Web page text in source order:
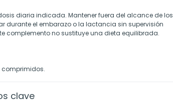
diaria indicada. Mantener fuera del alcance de los
durante el embarazo o la lactancia sin supervisión
complemento no sustituye una dieta equilibrada.
comprimidos.
clave